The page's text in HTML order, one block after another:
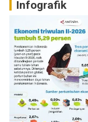
Infografik